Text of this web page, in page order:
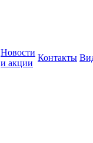
Новости
и акции
Контакты